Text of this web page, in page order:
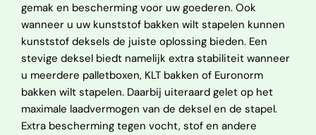
gemak en bescherming voor uw goederen. Ook
wanneer u uw kunststof bakken wilt stapelen kunnen
kunststof deksels de juiste oplossing bieden. Een
stevige deksel biedt namelijk extra stabiliteit wanneer
u meerdere palletboxen, KLT bakken of Euronorm
bakken wilt stapelen. Daarbij uiteraard gelet op het
maximale laadvermogen van de deksel en de stapel.
Extra bescherming tegen vocht, stof en andere